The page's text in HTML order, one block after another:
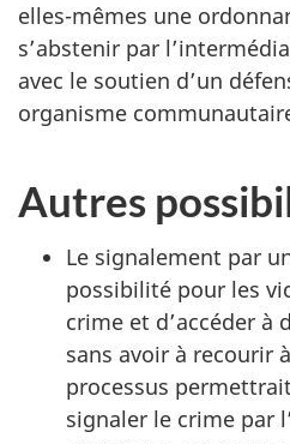
elles-mêmes une
s’abstenir par
avec le soutien d’un
organisme
Autres
Le signalement par
possibilité pour les
crime et d’accéder à
sans avoir à recourir
processus
signaler le crime par